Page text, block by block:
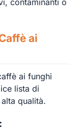
contaminanti o
ai
ai funghi
lista di
qualità.